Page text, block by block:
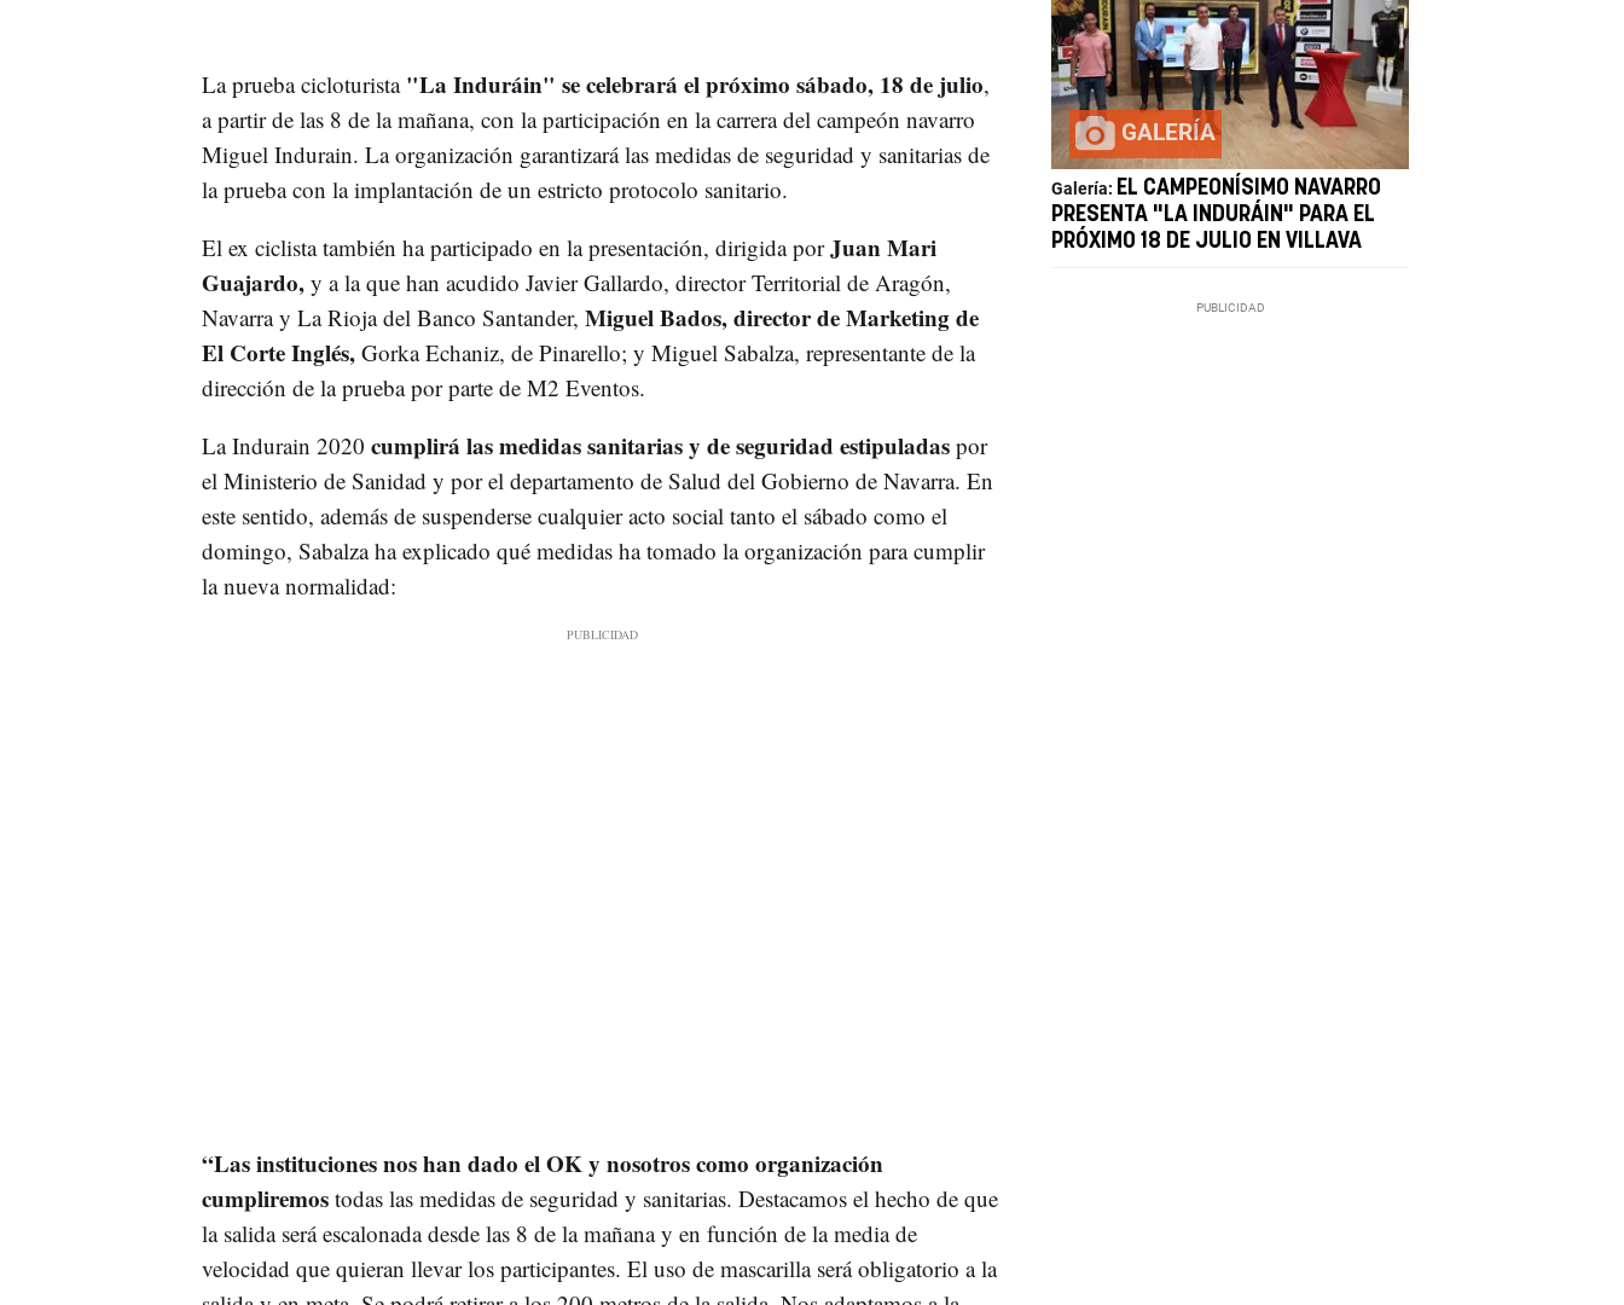
La prueba cicloturista "La Induráin" se celebrará el próximo sábado, 18 de julio,
a partir de las 8 de la mañana, con la participación en la carrera del campeón navarro
Miguel Indurain. La organización garantizará las medidas de seguridad y sanitarias de
la prueba con la implantación de un estricto protocolo sanitario.
El ex ciclista también ha participado en la presentación, dirigida porJuan Mari
Guajardo,y a la que han acudido Javier Gallardo, director Territorial de Aragón,
Navarra y La Rioja del Banco Santander, Miguel Bados, director de Marketing de
El Corte Inglés,Gorka Echaniz, de Pinarello; y Miguel Sabalza, representante de la
dirección de la prueba por parte de M2 Eventos.
La Indurain 2020 cumplirá las medidas sanitarias y de seguridad estipuladaspor
el Ministerio de Sanidad y por el departamento de Salud del Gobierno de Navarra. En
este sentido, además de suspenderse cualquier acto social tanto el sábado como el
domingo, Sabalza ha explicado qué medidas ha tomado la organización para cumplir
la nueva normalidad:
“Las instituciones nos han dado el OK y nosotros como organización
cumpliremostodas las medidas de seguridad y sanitarias. Destacamos el hecho de que
la salida será escalonada desde las 8 de la mañana y en función de la media de
velocidad que quieran llevar los participantes. El uso de mascarilla será obligatorio a la
GALERÍA
Galería: EL CAMPEONÍSIMO NAVARRO
PRESENTA "LA INDURÁIN" PARA EL
PRÓXIMO 18 DE JULIO EN VILLAVA